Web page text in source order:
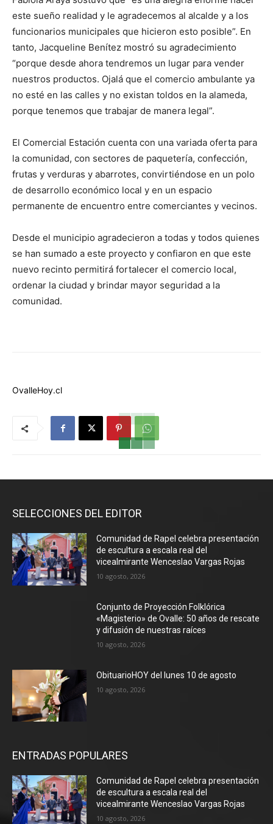
este sueño realidad y le agradecemos al alcalde y a los
funcionarios municipales que hicieron esto posible”. En
tanto, Jacqueline Benítez mostró su agradecimiento
“porque desde ahora tendremos un lugar para vender
nuestros productos. Ojalá que el comercio ambulante ya
no esté en las calles y no existan toldos en la alameda,
porque tenemos que trabajar de manera legal”.
El Comercial Estación cuenta con una variada oferta para
la comunidad, con sectores de paquetería, confección,
frutas y verduras y abarrotes, convirtiéndose en un polo
de desarrollo económico local y en un espacio
permanente de encuentro entre comerciantes y vecinos.
Desde el municipio agradecieron a todas y todos quienes
se han sumado a este proyecto y confiaron en que este
nuevo recinto permitirá fortalecer el comercio local,
ordenar la ciudad y brindar mayor seguridad a la
comunidad.
OvalleHoy.cl
SELECCIONES DEL EDITOR
Comunidad de Rapel celebra presentación
de escultura a escala real del
vicealmirante Wenceslao Vargas Rojas
10 agosto, 2026
Conjunto de Proyección Folklórica
«Magisterio» de Ovalle: 50 años de rescate
y difusión de nuestras raíces
10 agosto, 2026
ObituarioHOY del lunes 10 de agosto
10 agosto, 2026
ENTRADAS POPULARES
Comunidad de Rapel celebra presentación
de escultura a escala real del
vicealmirante Wenceslao Vargas Rojas
10 agosto, 2026